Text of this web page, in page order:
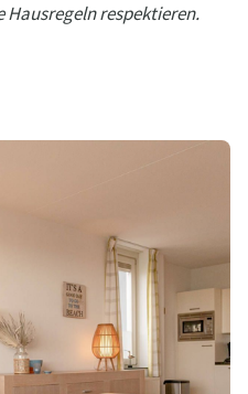
Hausregeln respektieren.